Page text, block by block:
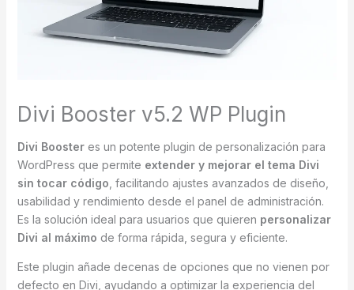
Divi Booster v5.2 WP Plugin
Divi Boosteres un potente plugin de personalización para
WordPress que permite extender y mejorar el tema Divi
sin tocar código , facilitando ajustes avanzados de diseño,
usabilidad y rendimiento desde el panel de administración.
Es la solución ideal para usuarios que quieren personalizar
Divi al máximo de forma rápida, segura y eficiente.
Este plugin añade decenas de opciones que no vienen por
defecto en Divi, ayudando a optimizar la experiencia del